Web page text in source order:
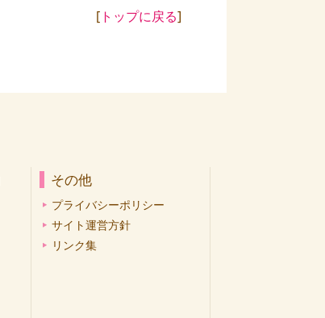
[ トップに戻る]
その他
プライバシーポリシー
サイト運営方針
リンク集